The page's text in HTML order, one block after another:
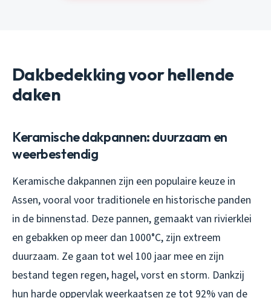
Dakbedekking voor hellende
daken
Keramische dakpannen: duurzaam en
weerbestendig
Keramische dakpannen zijn een populaire keuze in
Assen, vooral voor traditionele en historische panden
in de binnenstad. Deze pannen, gemaakt van rivierklei
en gebakken op meer dan 1000°C, zijn extreem
duurzaam. Ze gaan tot wel 100 jaar mee en zijn
bestand tegen regen, hagel, vorst en storm. Dankzij
hun harde oppervlak weerkaatsen ze tot 92% van de